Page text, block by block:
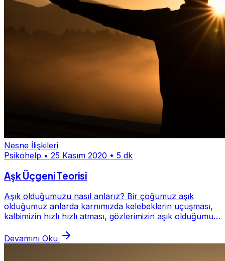
Nesne İlişkileri
Psikohelp • 25 Kasım 2020 • 5 dk
Aşk Üçgeni Teorisi
Aşık olduğumuzu nasıl anlarız? Bir çoğumuz aşık
olduğumuz anlarda karnımızda kelebeklerin uçuşması,
kalbimizin hızlı hızlı atması, gözlerimizin aşık olduğumuz
Devamını Oku